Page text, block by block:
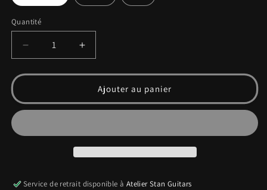
Quantité
Quantité
Réduire
la
quantité
Ice
Pick
Augmenter
la
quantité
Ice
Pick
Ajouter au panier
Service de retrait disponible à Atelier Stan Guitars